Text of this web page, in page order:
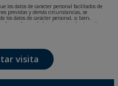
los datos de carácter personal facilitados de
previstas y demás circunstancias, se
los datos de carácter personal, si bien,
ser alguna de las siguientes, la atención a
de la relación establecida, la
son absolutamente confidenciales y serán
y cumpliendo todos los requisitos que obliga
Datos (RGPD) de 27 de abril de 2016. Los
El plazo durante el cual se conservarán los
visita